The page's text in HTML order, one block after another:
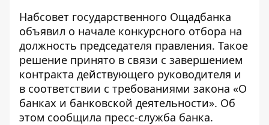
Набсовет государственного Ощадбанка
объявил о начале конкурсного отбора на
должность председателя правления. Такое
решение принято в связи с завершением
контракта действующего руководителя и
в соответствии с требованиями закона «О
банках и банковской деятельности». Об
этом сообщила пресс-служба банка.